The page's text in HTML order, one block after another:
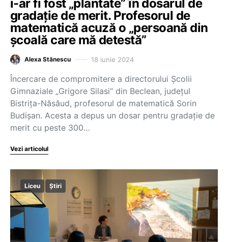
i-ar fi fost „plantate” în dosarul de
gradație de merit. Profesorul de
matematică acuză o „persoană din
școală care mă detestă”
Alexa Stănescu 18 iunie 2024
Încercare de compromitere a directorului Școlii
Gimnaziale „Grigore Silasi“ din Beclean, județul
Bistrița-Năsăud, profesorul de matematică Sorin
Budișan. Acesta a depus un dosar pentru gradație de
merit cu peste 300…
Vezi articolul
Liceu Știri